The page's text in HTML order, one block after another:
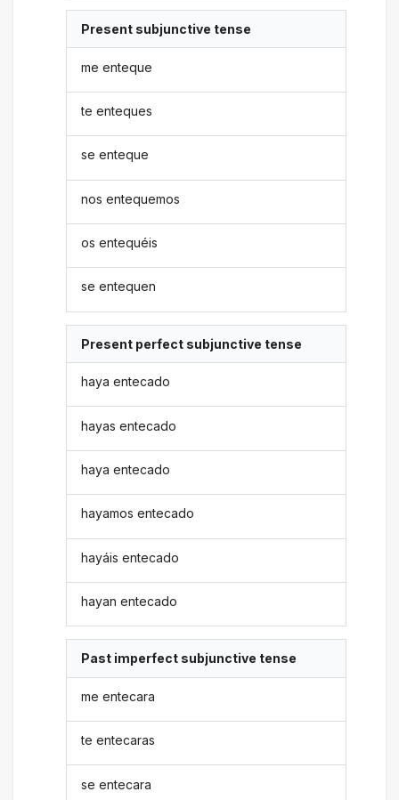
Present subjunctive tense
me enteque
te enteques
se enteque
nos entequemos
os entequéis
se entequen
Present perfect subjunctive tense
haya entecado
hayas entecado
haya entecado
hayamos entecado
hayáis entecado
hayan entecado
Past imperfect subjunctive tense
me entecara
te entecaras
se entecara